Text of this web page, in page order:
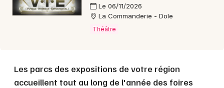
Je m'abonne
Le 06/11/2026
La Commanderie - Dole
Théâtre
Les parcs des expositions de votre région
accueillent tout au long de l'année des foires